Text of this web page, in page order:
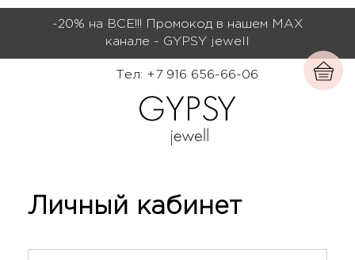
-20% на ВСЕ!!! Промокод в нашем МАХ
канале - GYPSY jewell
Тел: +7 916 656-66-06
Личный кабинет